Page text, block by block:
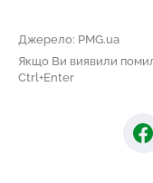
Джерело: PMG.ua
Якщо Ви виявили
Ctrl+Enter